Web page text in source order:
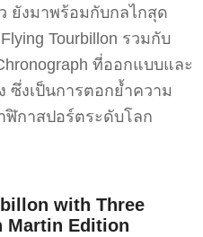
ยังมาพร้อมกับกลไกสุด
Tourbillon รวมกับ
ที่ออกแบบและ
ซึ่งเป็นการตอกย้ำความ
ฬิกาสปอร์ตระดับโลก
with Three
Martin Edition